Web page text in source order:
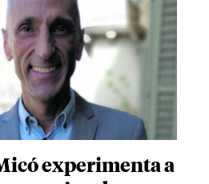
experimenta a